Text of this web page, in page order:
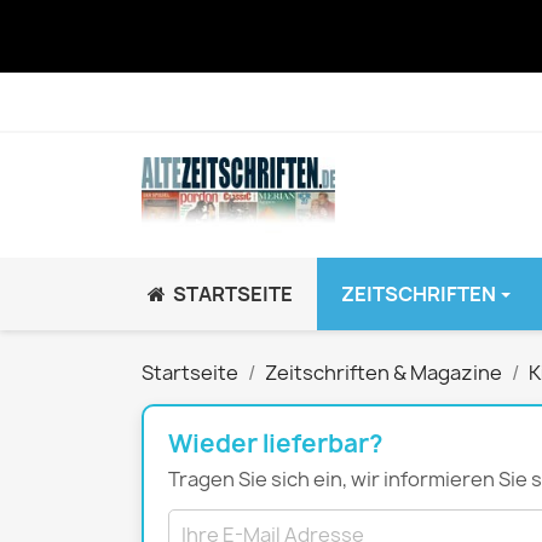
STARTSEITE ZEITSCHRIFTEN
JUGEND /
BRAVO GiRL!
BRAVO
hey!
Startseite Zeitschriften & Magazine
Wieder lieferbar?
Tragen Sie sich ein, wir informieren Sie